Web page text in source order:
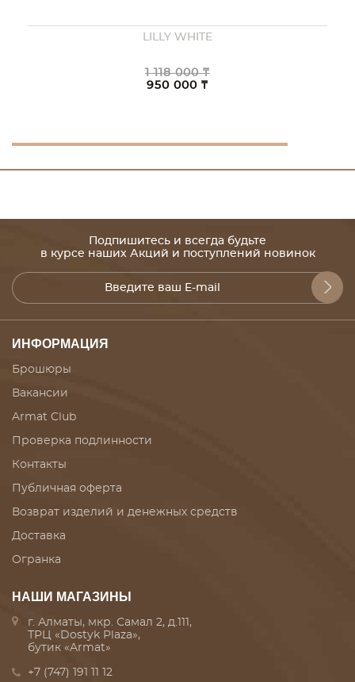
LILLY WHITE
1 118 000 ₸
950 000 ₸
Подпишитесь и всегда будьте
в курсе наших Акций и поступлений новинок
ИНФОРМАЦИЯ
Брошюры
Вакансии
Armat Club
Проверка подлинности
Контакты
Публичная оферта
Возврат изделий и денежных средств
Доставка
Огранка
НАШИ МАГАЗИНЫ
г. Алматы, мкр. Самал 2, д.111,
ТРЦ «Dostyk Plaza»,
бутик «Armat»
+7 (747) 191 11 12